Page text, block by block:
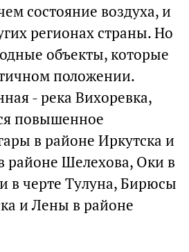
состояние воздуха, и
регионах страны. Но
объекты, которые
положении.
- река Вихоревка,
повышенное
в районе Иркутска и
районе Шелехова, Оки в
в черте Тулуна, Бирюсы
и Лены в районе